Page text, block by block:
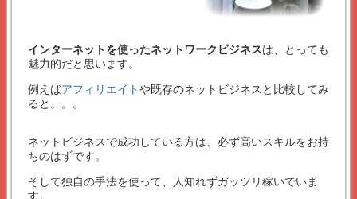
インターネットを使ったネットワークビジネスは、とっても
魅力的だと思います。
例えばアフィリエイトや既存のネットビジネスと比較してみ
ると。。。
ネットビジネスで成功している方は、必ず高いスキルをお持
ちのはずです。
そして独自の手法を使って、人知れずガッツリ稼いでいま
す。